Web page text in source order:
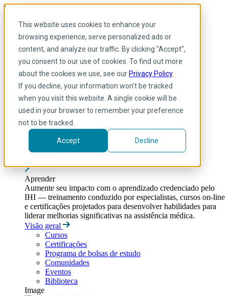
This website uses cookies to enhance your
browsing experience, serve personalized ads or
content, and analyze our traffic. By clicking "Accept",
you consent to our use of cookies. To find out more
about the cookies we use, see our Privacy Policy.
If you decline, your information won’t be tracked
when you visit this website. A single cookie will be
used in your browser to remember your preference
not to be tracked.
Accept Decline
Skip to main content
Portuguese
Arabic
Inglês
Francês
Portuguese
Spanish
Aprender
Aumente seu impacto com o aprendizado credenciado pelo
IHI — treinamento conduzido por especialistas, cursos on-line
e certificações projetados para desenvolver habilidades para
liderar melhorias significativas na assistência médica.
Visão geral
Cursos
Certificações
Programa de bolsas de estudo
Comunidades
Eventos
Biblioteca
Image